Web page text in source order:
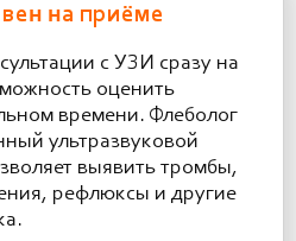
на приёме
с УЗИ сразу на
оценить
времени. Флеболог
ультразвуковой
выявить тромбы,
рефлюксы и другие